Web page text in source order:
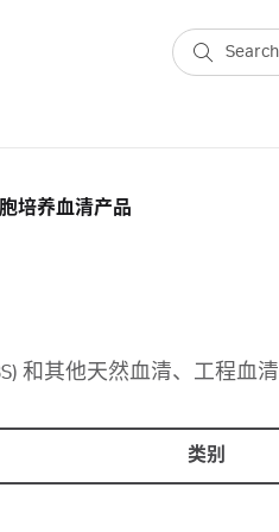
培养血清产品
和其他天然血清、工程血
类别